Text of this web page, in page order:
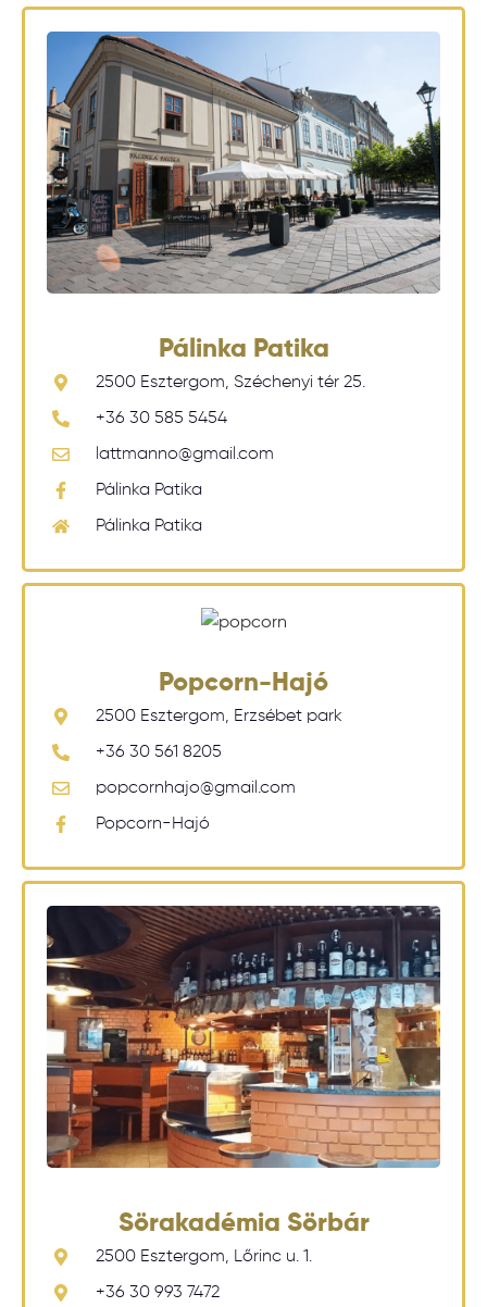
Pálinka Patika
2500 Esztergom, Széchenyi tér 25.
+36 30 585 5454
lattmanno@gmail.com
Pálinka Patika
Pálinka Patika
Popcorn-Hajó
2500 Esztergom, Erzsébet park
+36 30 561 8205
popcornhajo@gmail.com
Popcorn-Hajó
Sörakadémia Sörbár
2500 Esztergom, Lőrinc u. 1.
+36 30 993 7472